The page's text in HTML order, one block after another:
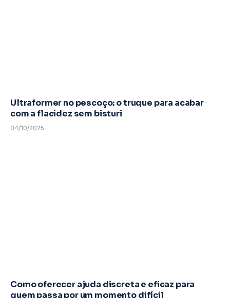
Ultraformer no pescoço: o truque para acabar
com a flacidez sem bisturi
04/10/2025
Como oferecer ajuda discreta e eficaz para
quem passa por um momento difícil